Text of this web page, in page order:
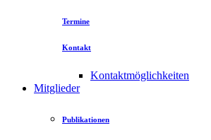
Termine
Kontakt
Kontaktmöglichkeiten
Mitglieder
Publikationen